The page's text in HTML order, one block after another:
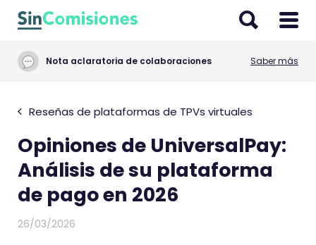
Nota aclaratoria de colaboraciones Saber más
Reseñas de plataformas de TPVs virtuales
Opiniones de UniversalPay:
Análisis de su plataforma
de pago en 2026
26/03/2026